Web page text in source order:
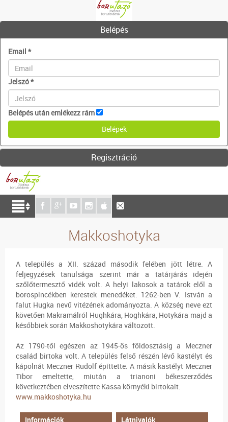
Belépés
Email *
Jelszó*
Belépés után emlékezz rám
Regisztráció
Makkoshotyka
A település a XII. század második felében jött létre. A
feljegyzések tanulsága szerint már a tatárjárás idején
szőlőtermesztő vidék volt. A helyi lakosok a tatárok elől a
borospincékben kerestek menedéket. 1262-ben V. István a
falut Hugka nevű vitézének adományozta. A község neve ezt
követően Makramálról Hughkára, Hoghkára, Hotykára majd a
későbbiek során Makkoshotykára változott.
Az 1790-től egészen az 1945-ös földosztásig a Meczner
család birtoka volt. A település felső részén lévő kastélyt és
kápolnát Meczner Rudolf építtette. A másik kastélyt Meczner
Tibor emeltette, miután a trianoni békeszerződés
következtében elveszítette Kassa környéki birtokait.
www.makkoshotyka.hu
Információk
Látnivalók